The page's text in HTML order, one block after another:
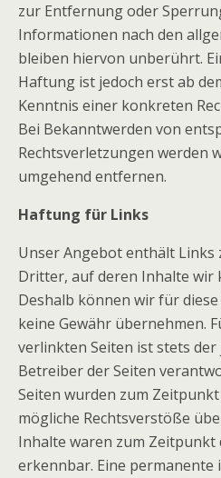
zur Entfernung oder
Informationen nach den
bleiben hiervon unberührt.
Haftung ist jedoch erst ab
Kenntnis einer konkreten
Bei Bekanntwerden von
Rechtsverletzungen werden
umgehend entfernen.
Haftung für Links
Unser Angebot enthält Links
Dritter, auf deren Inhalte wir
Deshalb können wir für
keine Gewähr übernehmen.
verlinkten Seiten ist stets
Betreiber der Seiten
Seiten wurden zum
mögliche Rechtsverstöße
Inhalte waren zum
erkennbar. Eine